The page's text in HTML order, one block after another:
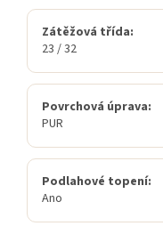
Zátěžová třída:
23 / 32
Povrchová úprava:
PUR
Podlahové topení:
Ano